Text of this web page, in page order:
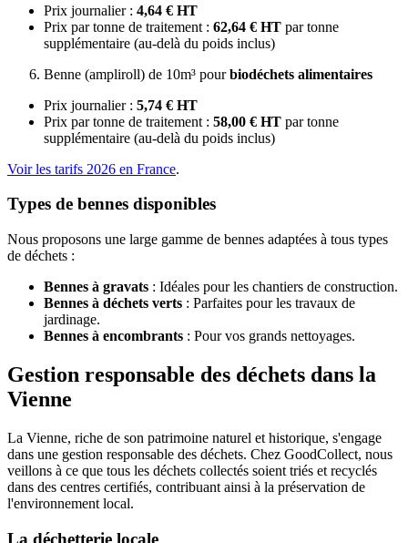
Prix journalier : 4,64 € HT
Prix par tonne de traitement : 62,64 € HT par tonne
supplémentaire (au-delà du poids inclus)
Benne (ampliroll) de 10m³ pourbiodéchets alimentaires
Prix journalier : 5,74 € HT
Prix par tonne de traitement : 58,00 € HT par tonne
supplémentaire (au-delà du poids inclus)
Voir les tarifs 2026 en France.
Types de bennes disponibles
Nous proposons une large gamme de bennes adaptées à tous types
de déchets :
Bennes à gravats : Idéales pour les chantiers de construction.
Bennes à déchets verts : Parfaites pour les travaux de
jardinage.
Bennes à encombrants : Pour vos grands nettoyages.
Gestion responsable des déchets dans la
Vienne
La Vienne, riche de son patrimoine naturel et historique, s'engage
dans une gestion responsable des déchets. Chez GoodCollect, nous
veillons à ce que tous les déchets collectés soient triés et recyclés
dans des centres certifiés, contribuant ainsi à la préservation de
l'environnement local.
La déchetterie locale